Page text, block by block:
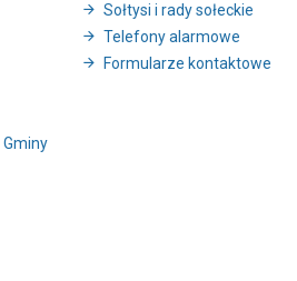
Sołtysi i rady sołeckie
Telefony alarmowe
Formularze kontaktowe